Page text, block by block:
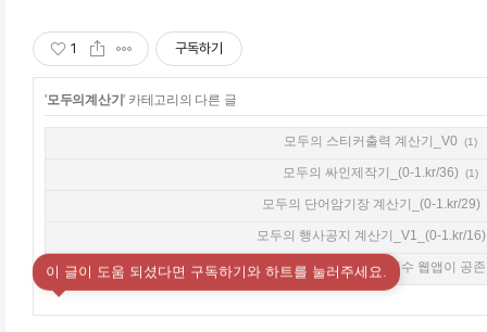
1 구독하기
'모두의계산기' 카테고리의 다른 글
모두의 스티커출력 계산기_V0 (1)
모두의 싸인제작기_(0-1.kr/36) (1)
모두의 단어암기장 계산기_(0-1.kr/29)
모두의 행사공지 계산기_V1_(0-1.kr/16)
스타트업EX_창업소식과 창업 필수 웹앱이 공
이 글이 도움 되셨다면 구독하기와 하트를 눌러주세요.